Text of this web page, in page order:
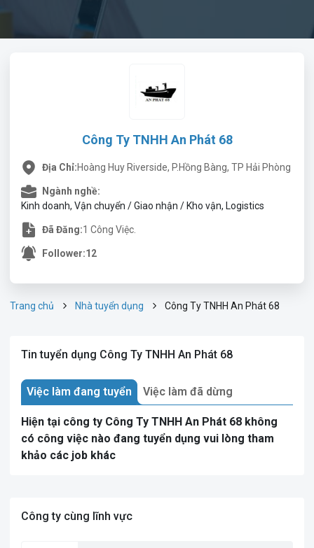
Công Ty TNHH An Phát 68
Địa Chỉ:Hoàng Huy Riverside, P.Hồng Bàng, TP Hải Phòng
Ngành nghề:
Kinh doanh, Vận chuyển / Giao nhận / Kho vận, Logistics
Đã Đăng:1 Công Việc.
Follower:12
Trang chủ Nhà tuyển dụng Công Ty TNHH An Phát 68
Tin tuyển dụng Công Ty TNHH An Phát 68
Việc làm đang tuyển Việc làm đã dừng
Hiện tại công ty Công Ty TNHH An Phát 68 không
có công việc nào đang tuyển dụng vui lòng tham
khảo các job khác
Công ty cùng lĩnh vực